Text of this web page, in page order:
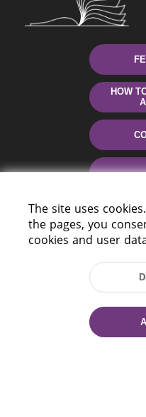
HOW
220114,
Tel.: (+375 17) 368
The site uses
the pages, you
cookies and user